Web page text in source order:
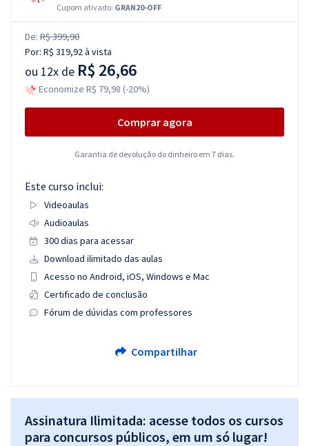
Cupom ativado: GRAN20-OFF
De: R$ 399,90
Por: R$ 319,92à vista
ou 12x de R$ 26,66
Economize R$ 79,98 (-20%)
Comprar agora
Garantia de devolução do dinheiro em 7 dias.
Este curso inclui:
Videoaulas
Audioaulas
300 dias para acessar
Download ilimitado das aulas
Acesso no Android, iOS, Windows e Mac
Certificado de conclusão
Fórum de dúvidas com professores
Compartilhar
Assinatura Ilimitada: acesse todos os cursos
para concursos públicos, em um só lugar!